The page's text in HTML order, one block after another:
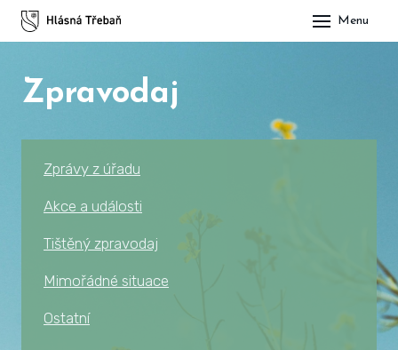
Menu
Zpravodaj
Zprávy z úřadu
Akce a události
Tištěný zpravodaj
Mimořádné situace
Ostatní